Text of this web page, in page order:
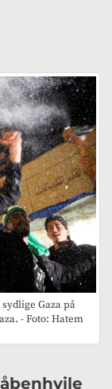
Gaza på
- Foto: Hatem